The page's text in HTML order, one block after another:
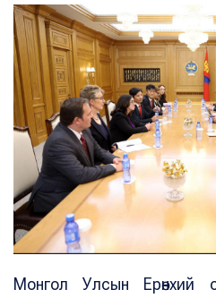
Монгол Улсын Ерөнхий